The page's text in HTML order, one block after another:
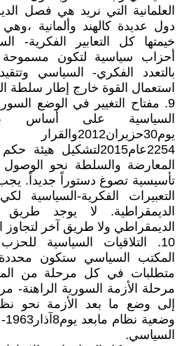
العلمانية التي نريد هي فصل
دول عديدة كالهند وألمانية
خيمتها كل التعابير الفكرية-
أحزاب سياسية لتكون مسموحة
بالتعدد الفكري- السياسي
استعمال القوة خارج إطار سلطة
9. مفتاح التغيير في الوضع
2254عام2015لتشكيل
المعارضة والسلطة نحو الوصول
تأسيسية تصوغ دستوراً جديداً.
التعبيرات الفكرية-السياسية
الديمقراطية. لا يوجد طريق
الديمقراطي ولا طريق آخر لتجاوز
10. التلاقيات السياسية
المكتب السياسي ستكون
متطلبات في كل مرحلة من
مرحلة الأزمة السورية الراهنة-
إلى وضع ما بعد الأزمة نحو
السياسي.